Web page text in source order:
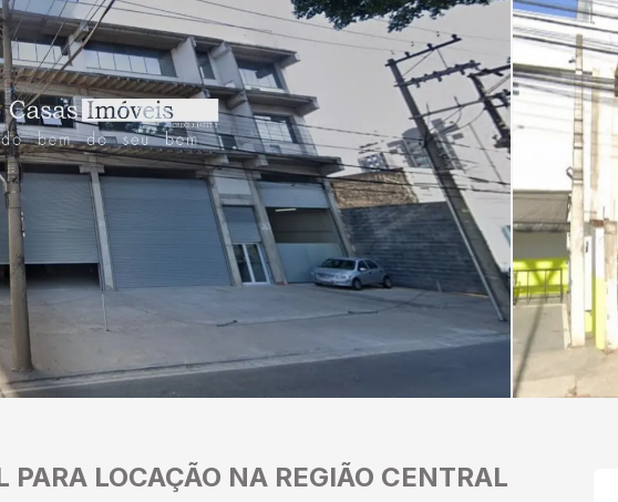
PARA LOCAÇÃO NA REGIÃO CENTRAL